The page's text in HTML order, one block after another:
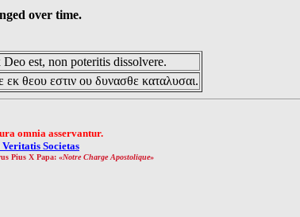
over time.
est, non poteritis dissolvere.
θεου εστιν ου δυνασθε καταλυσαι.
omnia asservantur.
Societas
Pius X Papa: «Notre Charge Apostolique»